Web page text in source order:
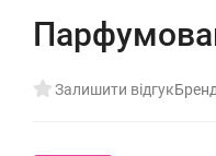
Залишити відгук